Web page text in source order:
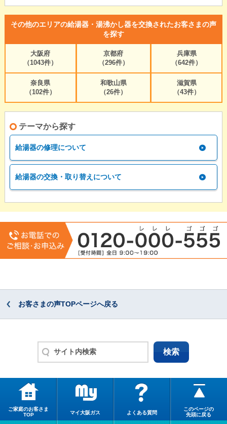
その他のエリアの給湯器・湯沸かし器を交換されたお客さまの声
を探す
大阪府
（1043件）
京都府
（296件）
兵庫県
（642件）
奈良県
（102件）
和歌山県
（26件）
滋賀県
（43件）
テーマから探す
給湯器の修理について
給湯器の交換・取り替えについて
お客さまの声TOPページへ戻る
ご家庭のお客さま
TOP
マイ大阪ガス よくある質問
このページの
先頭に戻る